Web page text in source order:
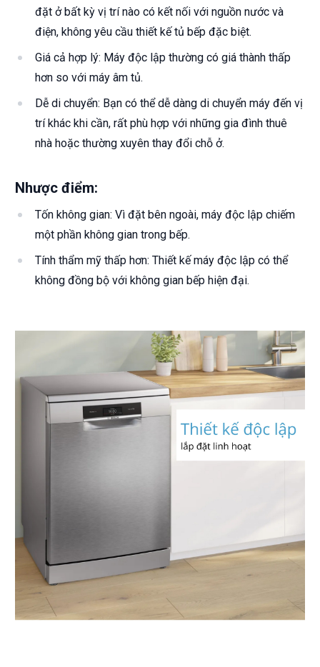
đặt ở bất kỳ vị trí nào có kết nối với nguồn nước và
điện, không yêu cầu thiết kế tủ bếp đặc biệt.
Giá cả hợp lý: Máy độc lập thường có giá thành thấp
hơn so với máy âm tủ.
Dễ di chuyển: Bạn có thể dễ dàng di chuyển máy đến vị
trí khác khi cần, rất phù hợp với những gia đình thuê
nhà hoặc thường xuyên thay đổi chỗ ở.
Nhược điểm:
Tốn không gian: Vì đặt bên ngoài, máy độc lập chiếm
một phần không gian trong bếp.
Tính thẩm mỹ thấp hơn: Thiết kế máy độc lập có thể
không đồng bộ với không gian bếp hiện đại.